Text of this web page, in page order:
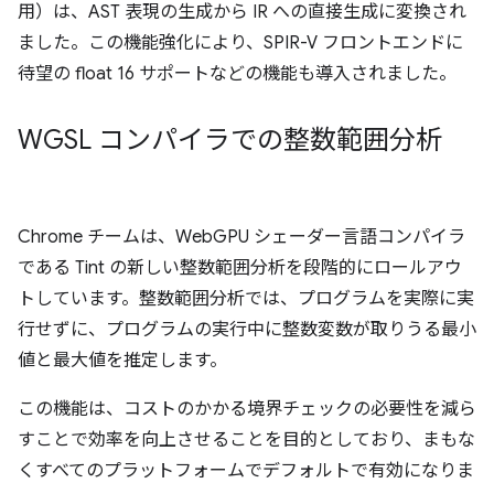
用）は、AST 表現の生成から IR への直接生成に変換され
ました。この機能強化により、SPIR-V フロントエンドに
待望の float 16 サポートなどの機能も導入されました。
WGSL コンパイラでの整数範囲分析
Chrome チームは、WebGPU シェーダー言語コンパイラ
である Tint の新しい整数範囲分析を段階的にロールアウ
トしています。整数範囲分析では、プログラムを実際に実
行せずに、プログラムの実行中に整数変数が取りうる最小
値と最大値を推定します。
この機能は、コストのかかる境界チェックの必要性を減ら
すことで効率を向上させることを目的としており、まもな
くすべてのプラットフォームでデフォルトで有効になりま